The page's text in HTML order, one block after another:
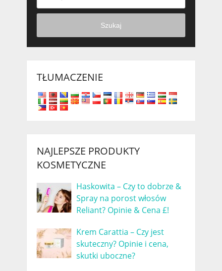
Szukaj
TŁUMACZENIE
NAJLEPSZE PRODUKTY
KOSMETYCZNE
Haskowita – Czy to dobrze &
Spray na porost włosów
Reliant? Opinie & Cena £!
Krem Carattia – Czy jest
skuteczny? Opinie i cena,
skutki uboczne?